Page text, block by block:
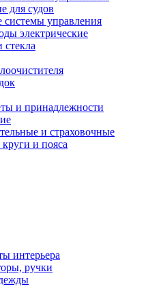
для судов
системы управления
электрические
стекла
и принадлежности
и страховочные
и пояса
интерьера
ручки